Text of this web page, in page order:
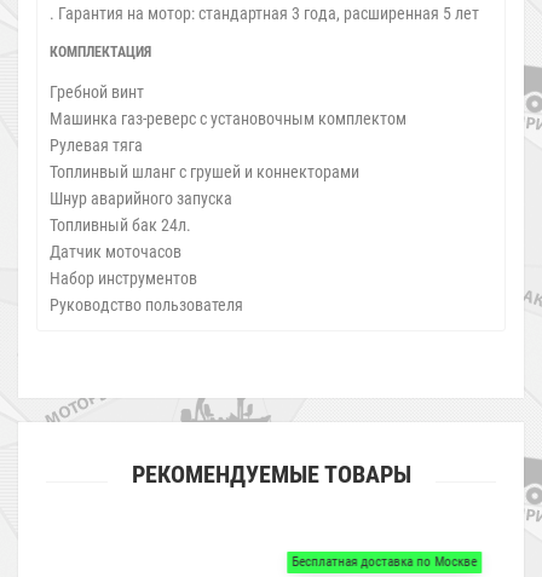
. Гарантия на мотор: стандартная 3 года, расширенная 5 лет
КОМПЛЕКТАЦИЯ
Гребной винт
Машинка газ-реверс с установочным комплектом
Рулевая тяга
Топлинвый шланг с грушей и коннекторами
Шнур аварийного запуска
Топливный бак 24л.
Датчик моточасов
Набор инструментов
Руководство пользователя
РЕКОМЕНДУЕМЫЕ ТОВАРЫ
Бесплатная доставка по Москве